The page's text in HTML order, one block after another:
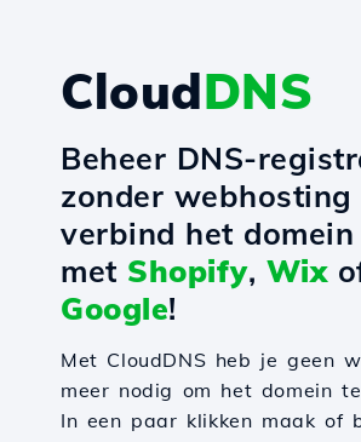
CloudDNS
Beheer DNS-
zonder
verbind het
met Shopify, Wix
Google!
Met CloudDNS heb je geen
meer nodig om het domein
In een paar klikken maak of